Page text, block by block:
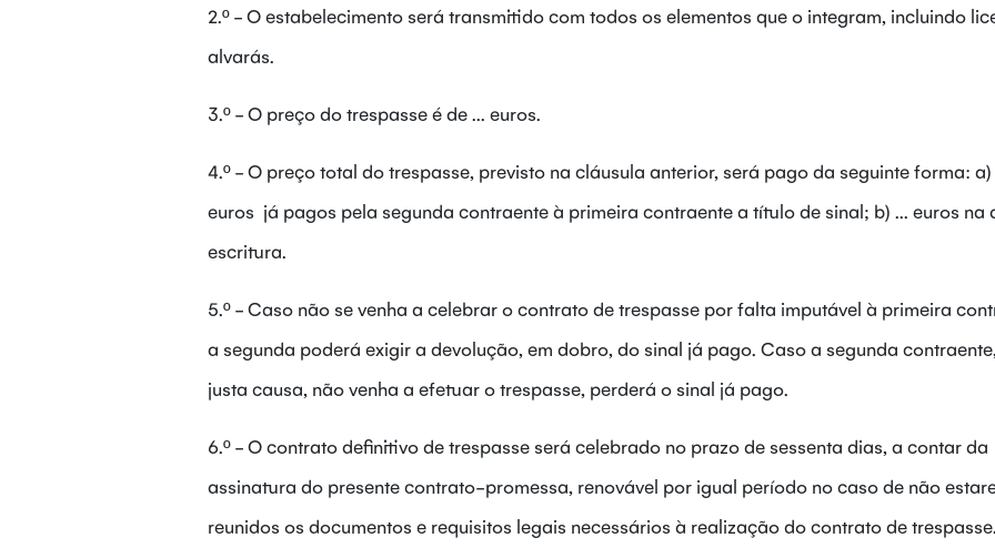
2.º - O estabelecimento será transmitido com todos os elementos que o integram, incluindo
alvarás.
3.º - O preço do trespasse é de ... euros.
4.º - O preço total do trespasse, previsto na cláusula anterior, será pago da seguinte forma: a)
euros já pagos pela segunda contraente à primeira contraente a título de sinal; b) ... euros na
escritura.
5.º - Caso não se venha a celebrar o contrato de trespasse por falta imputável à primeira
a segunda poderá exigir a devolução, em dobro, do sinal já pago. Caso a segunda
justa causa, não venha a efetuar o trespasse, perderá o sinal já pago.
6.º - O contrato definitivo de trespasse será celebrado no prazo de sessenta dias, a contar da
assinatura do presente contrato-promessa, renovável por igual período no caso de não
reunidos os documentos e requisitos legais necessários à realização do contrato de